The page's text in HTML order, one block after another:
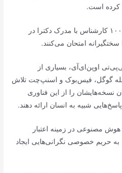
است.
به نوشته نیویورک تایمز، بیش از ۱۰۰ کارشناس با مدرک دکترا در
امتحان می‌کنند.
اوپن‌ای‌آی، بسیاری از
گوگل، فیس‌بوک و اسنپ‌چت تلاش
نسخه‌هایشان را از این فناوری
شبیه به انسان ارائه دهند.
هوش مصنوعی در زمینه اعتبار
حریم خصوصی نگرانی‌هایی ایجاد